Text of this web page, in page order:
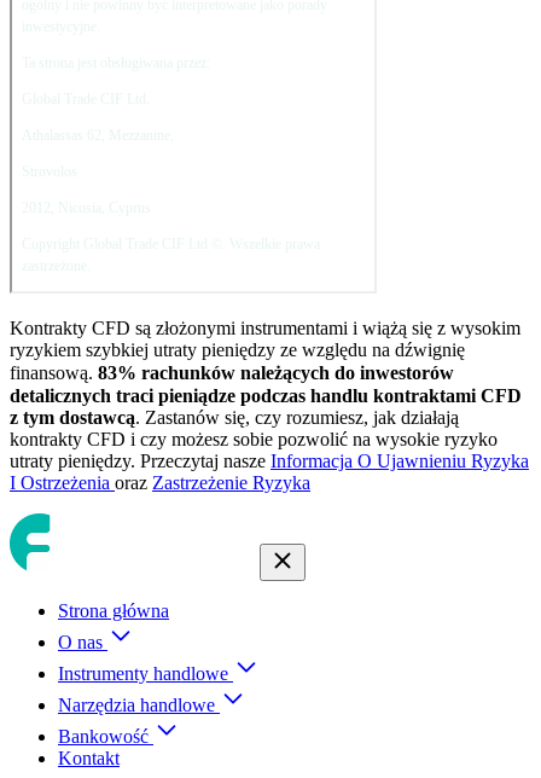
Kontrakty CFD są złożonymi instrumentami i wiążą się z wysokim
ryzykiem szybkiej utraty pieniędzy ze względu na dźwignię
finansową. 83% rachunków należących do inwestorów
detalicznych traci pieniądze podczas handlu kontraktami CFD
z tym dostawcą. Zastanów się, czy rozumiesz, jak działają
kontrakty CFD i czy możesz sobie pozwolić na wysokie ryzyko
utraty pieniędzy. Przeczytaj nasze Informacja O Ujawnieniu Ryzyka
I Ostrzeżenia oraz Zastrzeżenie Ryzyka
Strona główna
O nas
Instrumenty handlowe
Narzędzia handlowe
Bankowość
Kontakt